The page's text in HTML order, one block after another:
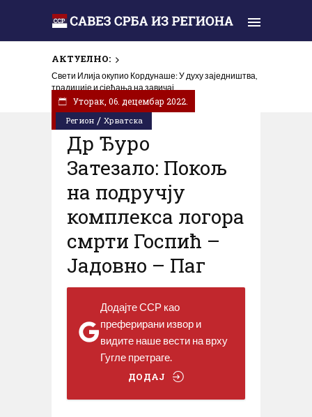
АКТУЕЛНО:
Изашао 125. број листа Српско коло
Регион / Хрватска
Уторак, 06. децембар 2022.
Др Ђуро
Затезало: Покољ
на подручју
комплекса логора
смрти Госпић –
Јадовно – Паг
Додајте ССР као
преферирани извор и
видите наше вести на врху
Гугле претраге.
ДОДАЈ